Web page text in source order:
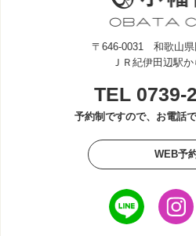
〒646-0031 和歌山県
ＪＲ紀伊田辺駅
TEL 0739-
予約制ですので、お電話
WEB予